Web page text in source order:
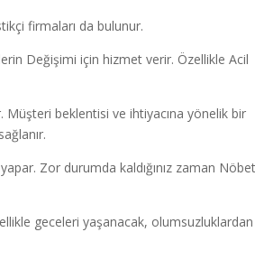
firmaları da bulunur.
Değişimi için hizmet verir. Özellikle Acil
Müşteri beklentisi ve ihtiyacına yönelik bir
Zor durumda kaldığınız zaman
geceleri yaşanacak, olumsuzluklardan